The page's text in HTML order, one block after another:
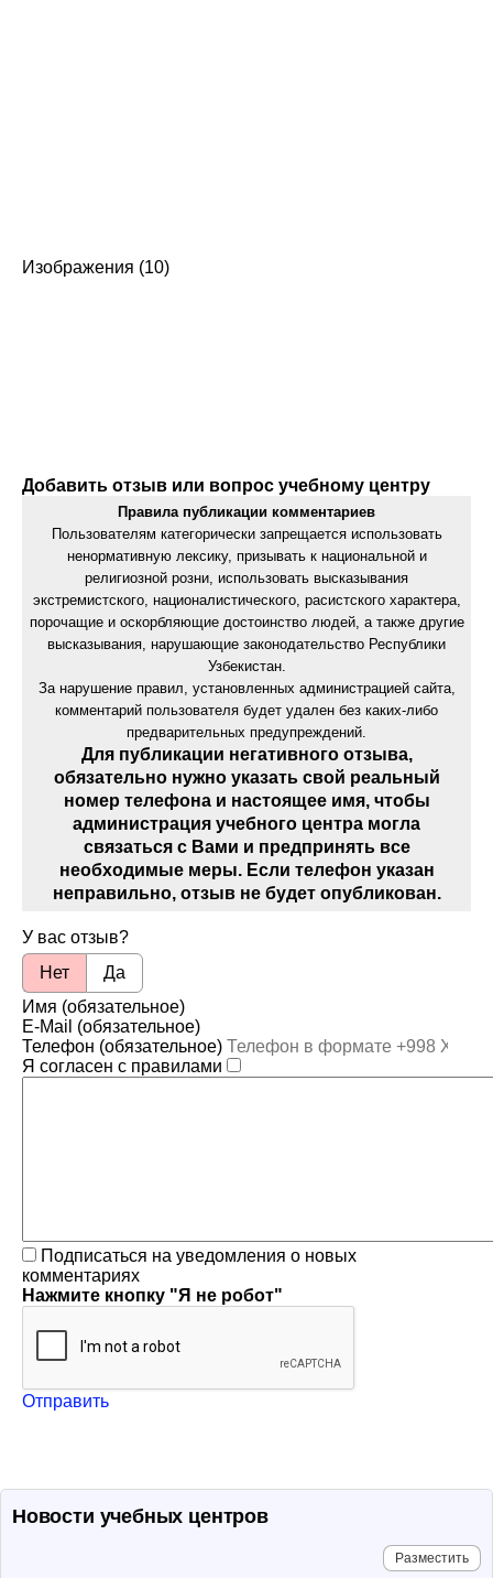
Изображения (10)
Добавить отзыв или вопрос учебному центру
Правила публикации комментариев
Пользователям категорически запрещается использовать
ненормативную лексику, призывать к национальной и
религиозной розни, использовать высказывания
экстремистского, националистического, расистского характера,
порочащие и оскорбляющие достоинство людей, а также другие
высказывания, нарушающие законодательство Республики
Узбекистан.
За нарушение правил, установленных администрацией сайта,
комментарий пользователя будет удален без каких-либо
предварительных предупреждений.
Для публикации негативного отзыва,
обязательно нужно указать свой реальный
номер телефона и настоящее имя, чтобы
администрация учебного центра могла
связаться с Вами и предпринять все
необходимые меры. Если телефон указан
неправильно, отзыв не будет опубликован.
У вас отзыв?
Нет
Да
Имя (обязательное)
E-Mail (обязательное)
Телефон (обязательное)
Я согласен с правилами
Подписаться на уведомления о новых
комментариях
Нажмите кнопку "Я не робот"
Отправить
Новости учебных центров
Разместить